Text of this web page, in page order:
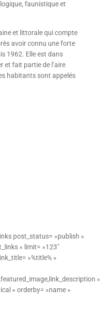
faunistique et
et littorale qui compte
avoir connu une forte
1962. Elle est dans
et fait partie de l’aire
habitants sont appelés
post_status= »publish »
» limit= »123″
»%title% »
»
» orderby= »name »